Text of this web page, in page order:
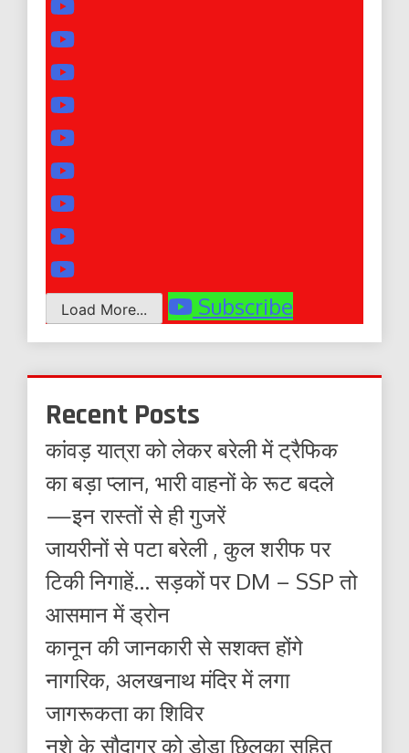
Load More... Subscribe
Recent Posts
कांवड़ यात्रा को लेकर बरेली में ट्रैफिक
का बड़ा प्लान, भारी वाहनों के रूट बदले
—इन रास्तों से ही गुजरें
जायरीनों से पटा बरेली , कुल शरीफ पर
टिकी निगाहें… सड़कों पर DM – SSP तो
आसमान में ड्रोन
कानून की जानकारी से सशक्त होंगे
नागरिक, अलखनाथ मंदिर में लगा
जागरूकता का शिविर
नशे के सौदागर को डोडा छिलका सहित